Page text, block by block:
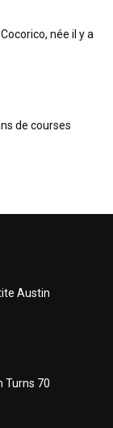
née il y a
de courses
Austin
Turns 70